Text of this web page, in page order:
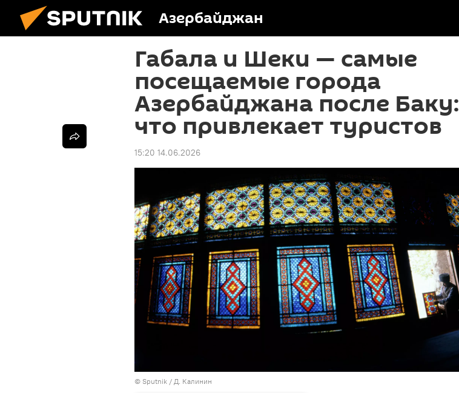
Азербайджан
Габала и Шеки — самые
посещаемые города
Азербайджана после Баку:
что привлекает туристов
15:20 14.06.2026
© Sputnik / Д. Калинин